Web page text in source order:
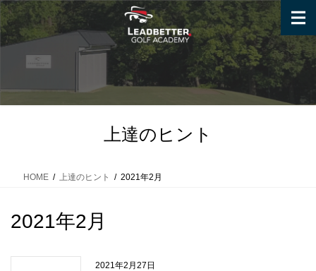
コ
ン
テ
へ
ス
ナ
ビ
ゲ
ョ
ン
上達のヒント
HOME 上達のヒント 2021年2月
2021年2月
2021年2月27日